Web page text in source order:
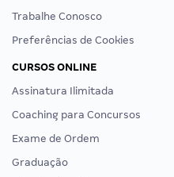
Trabalhe Conosco
Preferências de Cookies
CURSOS ONLINE
Assinatura Ilimitada
Coaching para Concursos
Exame de Ordem
Graduação